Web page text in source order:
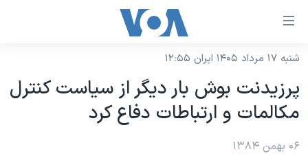
لینکهای
دسترسی
جهش
به
محتوای
اصلی
جهش
نسخه سبک وب‌سایت
موضوع ها
ایران
برنامه های تلویزیونی
شنبه ۱۷ مرداد ۱۴۰۵ ایران ۱۲:۵۵
پرزيدنت بوش بار ديگر از سياست کنترل
مکالمات و ارتباطات دفاع کرد
۰۶ بهمن ۱۳۸۴